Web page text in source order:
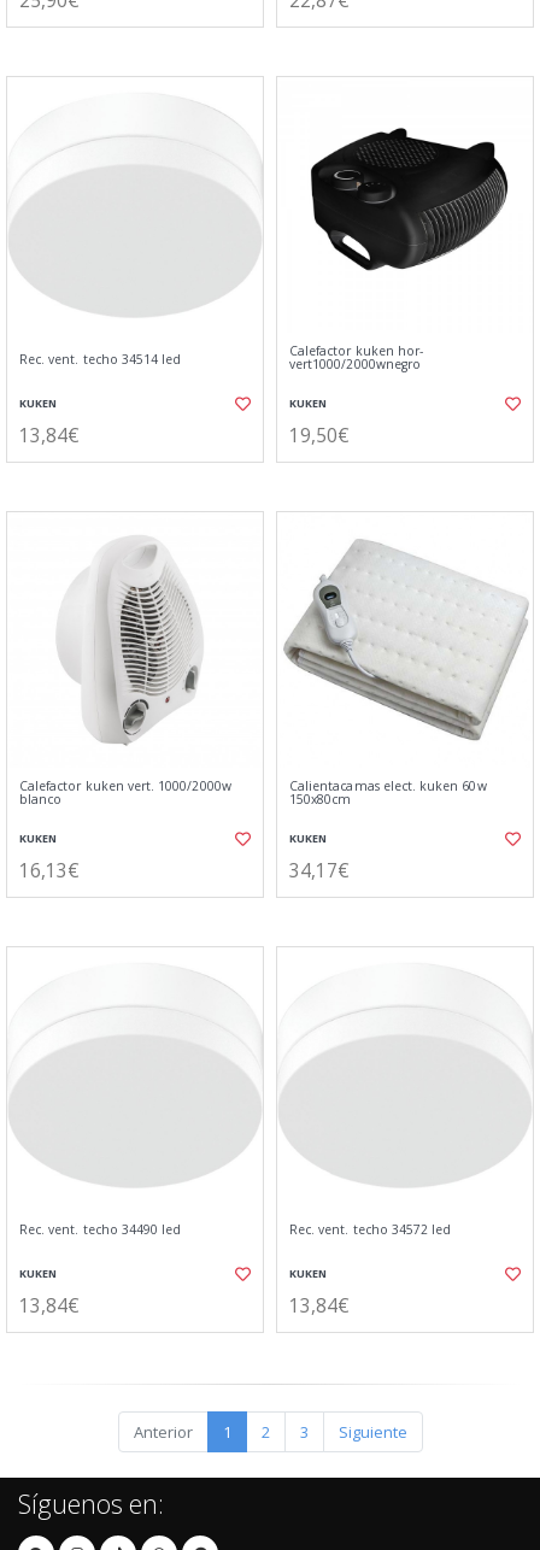
Rec. vent. techo 34514 led
KUKEN
13,84€
Calefactor kuken hor-
vert1000/2000wnegro
KUKEN
19,50€
Calefactor kuken vert. 1000/2000w
blanco
KUKEN
16,13€
Calientacamas elect. kuken 60w
150x80cm
KUKEN
34,17€
Rec. vent. techo 34490 led
KUKEN
13,84€
Rec. vent. techo 34572 led
KUKEN
13,84€
Anterior 1 2 3 Siguiente
Síguenos en: